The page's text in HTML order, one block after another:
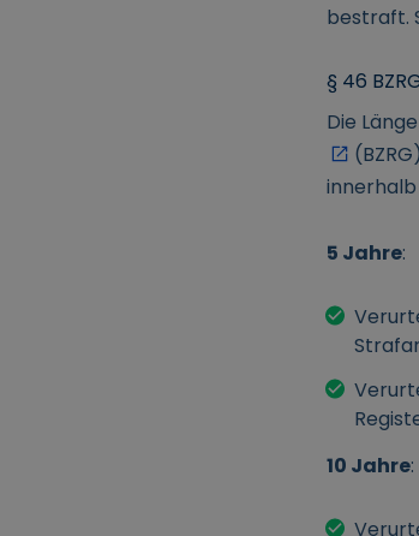
bestraft.
§ 46
Die
5 Jahre:
10 Jahre: